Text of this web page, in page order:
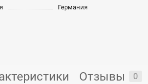
Германия
Отзывы 0